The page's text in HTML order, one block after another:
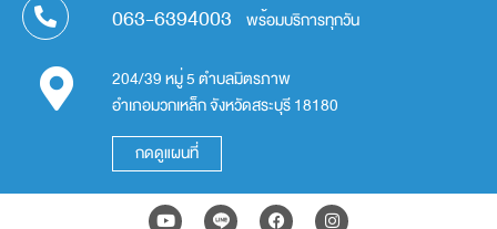
063-6394003 พร้อมบริการทุกวัน
204/39 หมู่ 5 ตำบลมิตรภาพ
อำเภอมวกเหล็ก จังหวัดสระบุรี 18180
กดดูแผนที่